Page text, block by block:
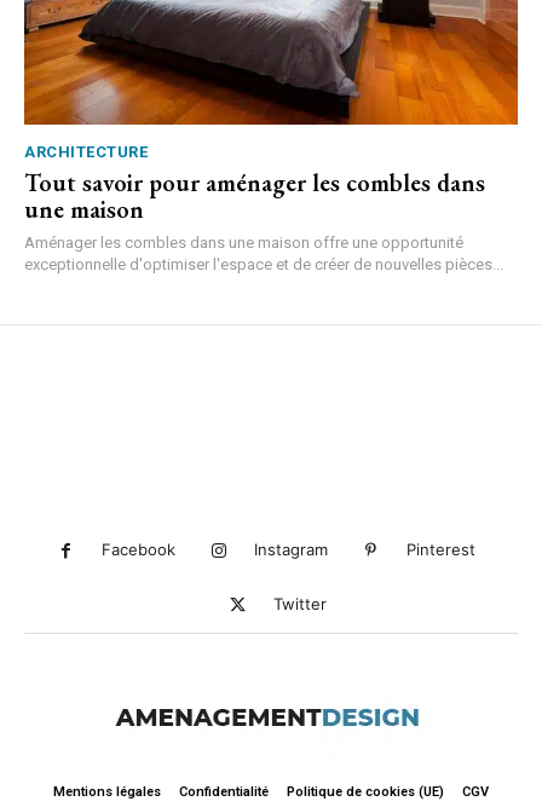
ARCHITECTURE
Tout savoir pour aménager les combles dans
une maison
Aménager les combles dans une maison offre une opportunité
exceptionnelle d'optimiser l'espace et de créer de nouvelles pièces...
Facebook Instagram Pinterest
Twitter
Mentions légales Confidentialité Politique de cookies (UE) CGV